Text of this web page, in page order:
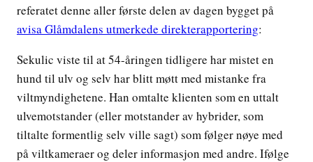
referatet denne aller første delen av dagen bygget på
avisa Glåmdalens utmerkede direkterapportering:
Sekulic viste til at 54-åringen tidligere har mistet en
hund til ulv og selv har blitt møtt med mistanke fra
viltmyndighetene. Han omtalte klienten som en uttalt
ulvemotstander (eller motstander av hybrider, som
tiltalte formentlig selv ville sagt) som følger nøye med
på viltkameraer og deler informasjon med andre. Ifølge